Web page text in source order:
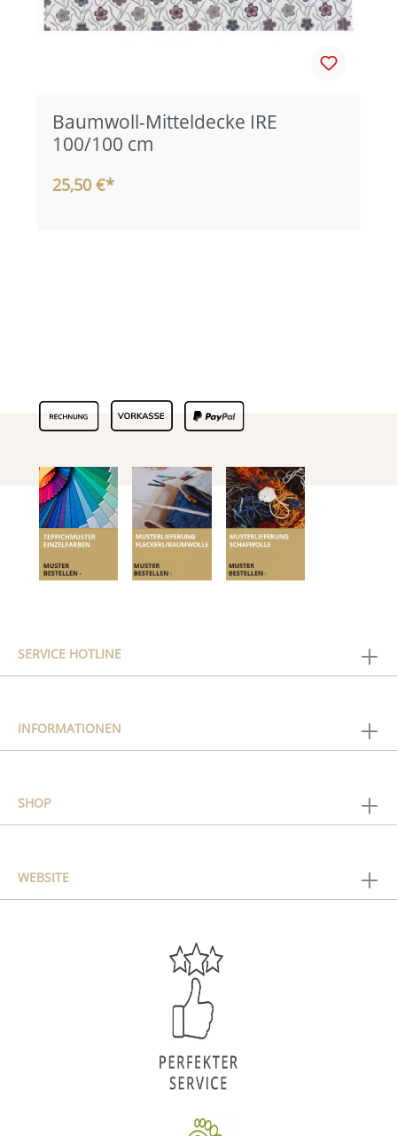
Baumwoll-Mitteldecke IRE
100/100 cm
25,50 €*
SERVICE HOTLINE
INFORMATIONEN
SHOP
WEBSITE